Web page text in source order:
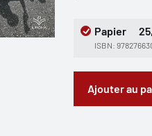
Papier
ISBN:
Ajouter au